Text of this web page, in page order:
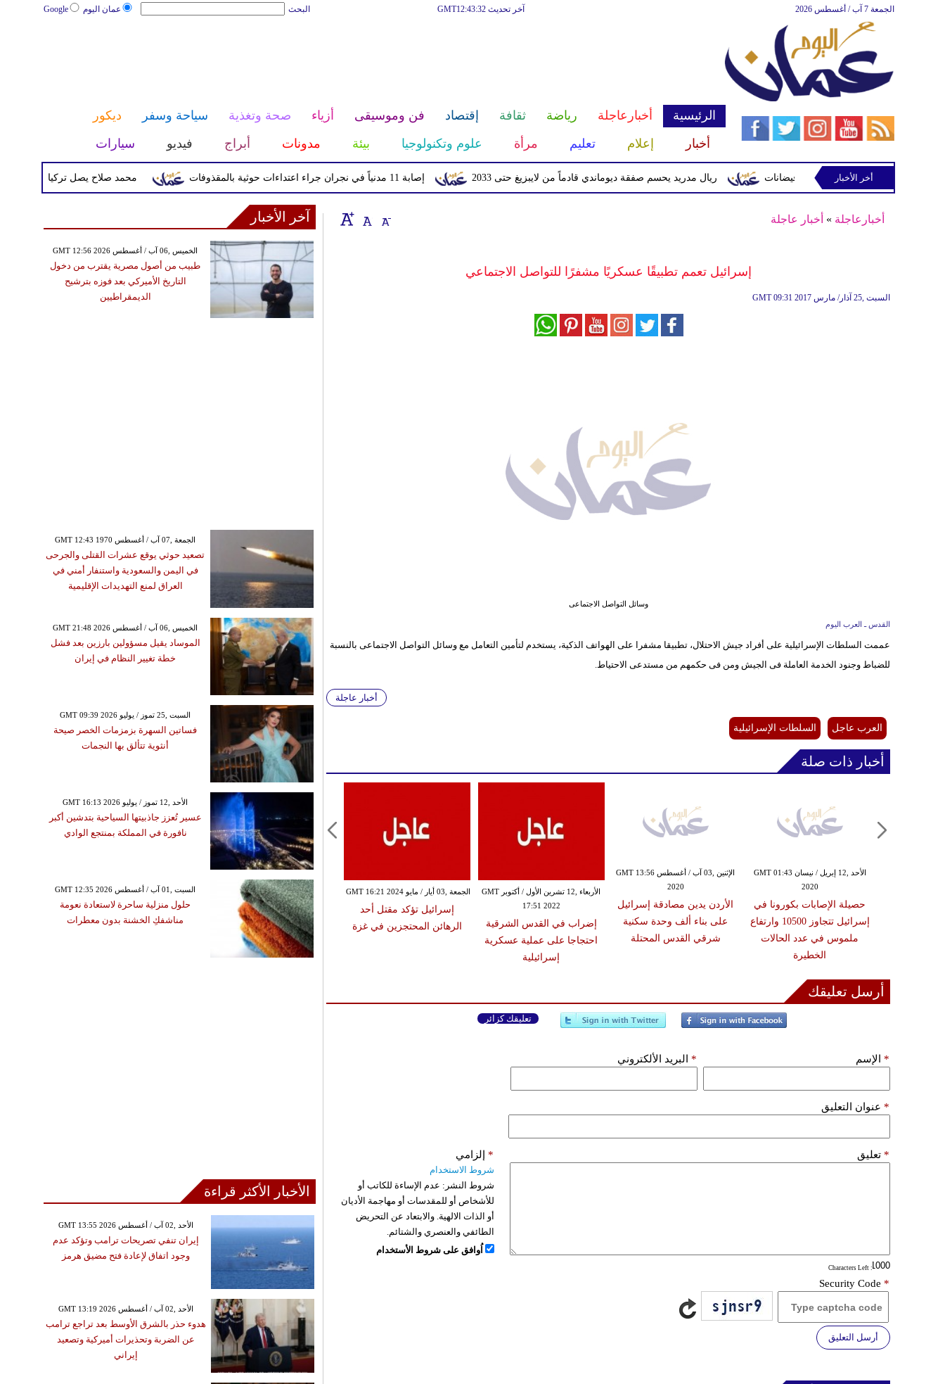
عمان اليوم Google البحث آخر تحديث GMT12:43:32 الجمعة 7 آب / أغسطس 2026
الرئيسية أخبارعاجلة رياضة ثقافة إقتصاد فن وموسيقى أزياء صحة وتغذية سياحة وسفر
ديكور
أخبار
إعلام تعليم مرأة علوم وتكنولوجيا بيئة مدونات أبراج فيديو سيارات
محمد صلاح يصل تركيا الأربعاء لإتمام إصابة 11 مدنياً في نجران جراء اعتداءات حوثية بالمقذوفات ريال مدريد يحسم صفقة ديوماندي قادماً من لايبزيغ حتى 2033 من أمطار غزيرة وفيضانات
أخر الأخبار
أخبارعاجلة » أخبار عاجلة
إسرائيل تعمم تطبيقًا عسكريًا مشفرًا للتواصل الاجتماعي
GMT 09:31 2017 السبت ,25 آذار/ مارس
وسائل التواصل الاجتماعى
القدس ـ العرب اليوم
عممت السلطات الإسرائيلية على أفراد جيش الاحتلال، تطبيقا مشفرا على الهواتف الذكية، يستخدم لتأمين التعامل مع وسائل التواصل الاجتماعى بالنسبة
للضباط وجنود الخدمة العاملة فى الجيش ومن فى حكمهم من مستدعى الاحتياط.
أخبار عاجلة
العرب عاجل السلطات الإسرائيلية
أخبار ذات صلة
الجمعة ,03 أيار / مايو GMT 16:21 2024
إسرائيل تؤكد مقتل أحد
الرهائن المحتجزين في غزة
الأربعاء ,12 تشرين الأول / أكتوبر GMT
17:51 2022
إضراب في القدس الشرقية
احتجاجا على عملية عسكرية
إسرائيلية
الإثنين ,03 آب / أغسطس GMT 13:56
2020
الأردن يدين مصادقة إسرائيل
على بناء ألف وحدة سكنية
شرقي القدس المحتلة
الأحد ,12 إبريل / نيسان GMT 01:43
2020
حصيلة الإصابات بكورونا في
إسرائيل تتجاوز 10500 وارتفاع
ملموس في عدد الحالات
الخطيرة
أرسل تعليقك
تعليقك كزائر
الإسم * البريد الألكتروني *
عنوان التعليق *
تعليق *
: Characters Left
إلزامي *
شروط الاستخدام
شروط النشر: عدم الإساءة للكاتب أو
للأشخاص أو للمقدسات أو مهاجمة الأديان
أو الذات الالهية. والابتعاد عن التحريض
الطائفي والعنصري والشتائم.
اُوافق على شروط الأستخدام
Security Code *
أرسل التعليق
آخر الأخبار
GMT 12:56 2026 الخميس ,06 آب / أغسطس
طبيب من أصول مصرية يقترب من دخول
التاريخ الأميركي بعد فوزه بترشيح
الديمقراطيين
GMT 12:43 1970 الجمعة ,07 آب / أغسطس
تصعيد حوثي يوقع عشرات القتلى والجرحى
في اليمن والسعودية واستنفار أمني في
العراق لمنع التهديدات الإقليمية
GMT 21:48 2026 الخميس ,06 آب / أغسطس
الموساد يقيل مسؤولين بارزين بعد فشل
خطة تغيير النظام في إيران
GMT 09:39 2026 السبت ,25 تموز / يوليو
فساتين السهرة بزمزمات الخصر صيحة
أنثوية تتألق بها النجمات
GMT 16:13 2026 الأحد ,12 تموز / يوليو
عسير تُعزز جاذبيتها السياحية بتدشين أكبر
نافورة في المملكة بمنتجع الوادي
GMT 12:35 2026 السبت ,01 آب / أغسطس
حلول منزلية ساحرة لاستعادة نعومة
مناشفكِ الخشنة بدون معطرات
الأخبار الأكثر قراءة
GMT 13:55 2026 الأحد ,02 آب / أغسطس
إيران تنفي تصريحات ترامب وتؤكد عدم
وجود اتفاق لإعادة فتح مضيق هرمز
GMT 13:19 2026 الأحد ,02 آب / أغسطس
هدوء حذر بالشرق الأوسط بعد تراجع ترامب
عن الضربة وتحذيرات أميركية وتصعيد
إيراني